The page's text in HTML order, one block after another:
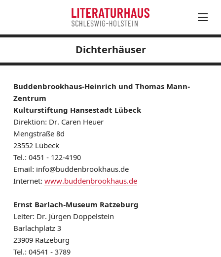
Dichterhäuser
Buddenbrookhaus-Heinrich und Thomas Mann-
Zentrum
Kulturstiftung Hansestadt Lübeck
Direktion: Dr. Caren Heuer
Mengstraße 8d
23552 Lübeck
Tel.: 0451 - 122-4190
Email: info@buddenbrookhaus.de
Internet: www.buddenbrookhaus.de
Ernst Barlach-Museum Ratzeburg
Leiter: Dr. Jürgen Doppelstein
Barlachplatz 3
23909 Ratzeburg
Tel.: 04541 - 3789
August
Mo Di Mi Do Fr Sa So
10
11 12 13 14 15
17
18 19
LITERATURANGEBOTE JUNGES PUBLIKUM
NEUE PROSA AUS SH
NEUERSCHEINUNGEN
LITERATURADRESSEN
Bibliotheken
Dichterhäuser
Literarische Namensgesellschaften
Vereine und Verbände
AUSSCHREIBUNGEN
AUTOREN SH
LITERATURHAUS